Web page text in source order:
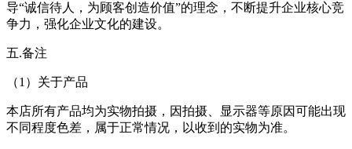
导“诚信待人，为顾客创造价值”的理念，不断提升企业核心竞
争力，强化企业文化的建设。
五.备注
（1）关于产品
本店所有产品均为实物拍摄，因拍摄、显示器等原因可能出现
不同程度色差，属于正常情况，以收到的实物为准。